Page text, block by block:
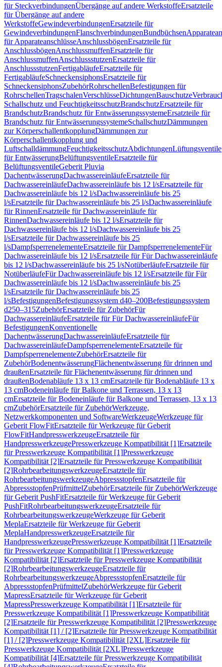
für SteckverbindungenÜbergänge auf andere WerkstoffeErsatzteile
für Übergänge auf andere
WerkstoffeGewindeverbindungenErsatzteile für
GewindeverbindungenFlanschverbindungenBundbüchsen
für ApparateanschlüsseAnschlussbögenErsatzteile für
AnschlussbögenAnschlussmuffenErsatzteile für
AnschlussmuffenAnschlussstutzenErsatzteile für
AnschlussstutzenFertigabläufeErsatzteile für
FertigabläufeSchneckensiphonsErsatzteile für
SchneckensiphonsZubehörRohrschellenBefestigungen für
RohrschellenTragschalenVerschlüsseDichtungenBauschutze
Schallschutz und FeuchtigkeitsschutzBrandschutzErsatzteile für
BrandschutzBrandschutz für EntwässerungssystemeErsatzteile für
Brandschutz für EntwässerungssystemeSchallschutzDämmungen
zur KörperschallentkopplungDämmungen zur
Körperschallentkopplung und
LuftschalldämmungFeuchtigkeitsschutzAbdichtungenLüftungsventile
für EntwässerungBelüftungsventileErsatzteile für
BelüftungsventileGeberit Pluvia
DachentwässerungDachwassereinläufeErsatzteile für
DachwassereinläufeDachwassereinläufe bis 12 l/sErsatzteile für
Dachwassereinläufe bis 12 l/sDachwassereinläufe bis 25
l/sErsatzteile für Dachwassereinläufe bis 25 l/sDachwassereinläufe
für RinnenErsatzteile für Dachwassereinläufe für
RinnenDachwassereinläufe bis 12 l/sErsatzteile für
Dachwassereinläufe bis 12 l/sDachwassereinläufe bis 25
l/sErsatzteile für Dachwassereinläufe bis 25
l/sDampfsperrenelementeErsatzteile für DampfsperrenelementeFür
Dachwassereinläufe bis 12 l/sErsatzteile für Für Dachwassereinläufe
bis 12 l/sDachwassereinläufe bis 25 l/sNotüberläufeErsatzteile für
NotüberläufeFür Dachwassereinläufe bis 12 l/sErsatzteile für Für
Dachwassereinläufe bis 12 l/sDachwassereinläufe bis 25
l/sErsatzteile für Dachwassereinläufe bis 25
l/sBefestigungenBefestigungssystem d40–200Befestigungssystem
d250–315ZubehörErsatzteile für ZubehörFür
DachwassereinläufeErsatzteile für Für DachwassereinläufeFür
BefestigungenKonventionelle
DachentwässerungDachwassereinläufeErsatzteile für
DachwassereinläufeDampfsperrenelementeErsatzteile für
DampfsperrenelementeZubehörErsatzteile für
ZubehörBodenentwässerungFlächenentwässerung für drinnen und
draußenErsatzteile für Flächenentwässerung für drinnen und
draußenBodenabläufe 13 x 13 cmErsatzteile für Bodenabläufe 13 x
13 cmBodeneinläufe für Balkone und Terrassen, 13 x 13
cmErsatzteile für Bodeneinläufe für Balkone und Terrassen, 13 x 13
cmZubehörErsatzteile für ZubehörWerkzeuge,
Netzwerkkomponenten und SoftwareWerkzeugeWerkzeuge für
Geberit FlowFitErsatzteile für Werkzeuge für Geberit
FlowFitHandpresswerkzeugeErsatzteile für
HandpresswerkzeugePresswerkzeuge Kompatibilität [1]Ersatzteile
für Presswerkzeuge Kompatibilität [1]Presswerkzeuge
Kompatibilität [2]Ersatzteile für Presswerkzeuge Kompatibilität
[2]RohrbearbeitungswerkzeugeErsatzteile für
RohrbearbeitungswerkzeugeAbpressstopfenErsatzteile für
AbpressstopfenPrüfmittelZubehörErsatzteile für ZubehörWerkzeuge
für Geberit PushFitErsatzteile für Werkzeuge für Geberit
PushFitRohrbearbeitungswerkzeugeErsatzteile für
RohrbearbeitungswerkzeugeWerkzeuge für Geberit
MeplaErsatzteile für Werkzeuge für Geberit
MeplaHandpresswerkzeugeErsatzteile für
HandpresswerkzeugePresswerkzeuge Kompatibilität [1]Ersatzteile
für Presswerkzeuge Kompatibilität [1]Presswerkzeuge
Kompatibilität [2]Ersatzteile für Presswerkzeuge Kompatibilität
[2]RohrbearbeitungswerkzeugeErsatzteile für
RohrbearbeitungswerkzeugeAbpressstopfenErsatzteile für
AbpressstopfenPrüfmittelZubehörWerkzeuge für Geberit
MapressErsatzteile für Werkzeuge für Geberit
MapressPresswerkzeuge Kompatibilität [1]Ersatzteile für
Presswerkzeuge Kompatibilität [1]Presswerkzeuge Kompatibilität
[2]Ersatzteile für Presswerkzeuge Kompatibilität [2]Presswerkzeuge
Kompatibilität [1] / [2]Ersatzteile für Presswerkzeuge Kompatibilität
[1] / [2]Presswerkzeuge Kompatibilität [2XL]Ersatzteile für
Presswerkzeuge Kompatibilität [2XL]Presswerkzeuge
Kompatibilität [4]Ersatzteile für Presswerkzeuge Kompatibilität